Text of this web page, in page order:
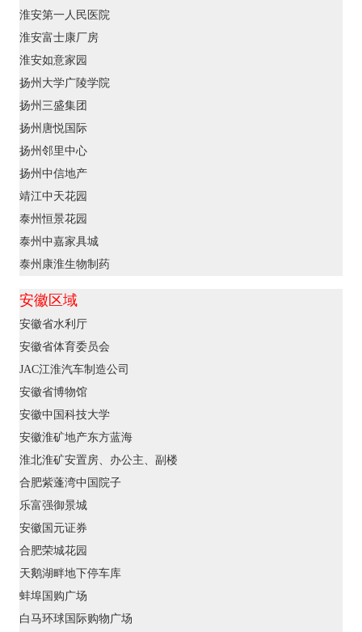
淮安第一人民医院
淮安富士康厂房
淮安如意家园
扬州大学广陵学院
扬州三盛集团
扬州唐悦国际
扬州邻里中心
扬州中信地产
靖江中天花园
泰州恒景花园
泰州中嘉家具城
泰州康淮生物制药
安徽区域
安徽省水利厅
安徽省体育委员会
JAC江淮汽车制造公司
安徽省博物馆
安徽中国科技大学
安徽淮矿地产东方蓝海
淮北淮矿安置房、办公主、副楼
合肥紫蓬湾中国院子
乐富强御景城
安徽国元证券
合肥荣城花园
天鹅湖畔地下停车库
蚌埠国购广场
白马环球国际购物广场